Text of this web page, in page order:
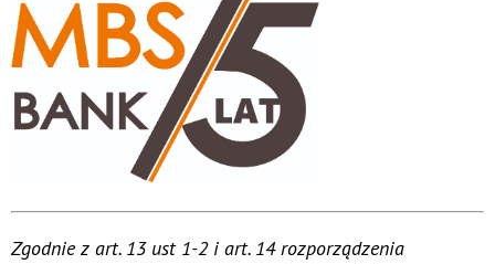
Zgodnie z art. 13 ust 1-2 i art. 14 rozporządzenia